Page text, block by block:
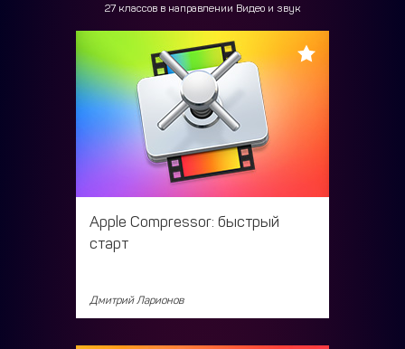
27 классов в направлении Видео и звук
Apple Compressor: быстрый
старт
Дмитрий Ларионов